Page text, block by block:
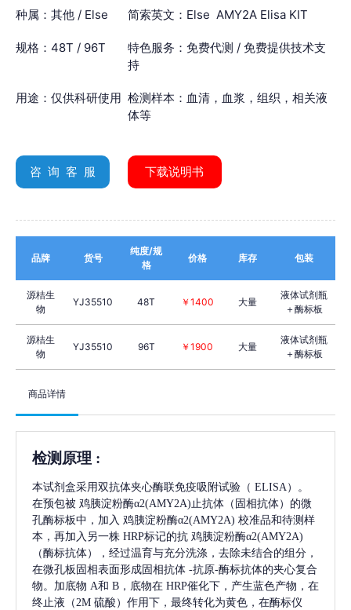
种属：其他 / Else 简索英文：Else AMY2A Elisa KIT
规格：48T / 96T
特色服务：免费代测 / 免费提供技术支
持
用途：仅供科研使用 检测样本：血清，血浆，组织，相关液
体等
咨 询 客 服 下载说明书
品牌 货号
纯度/规
格
价格 库存 包装
源桔生
物
YJ35510 48T ￥1400 大量
液体试剂瓶
＋酶标板
源桔生
物
YJ35510 96T ￥1900 大量
液体试剂瓶
＋酶标板
商品详情
检测原理 :
本试剂盒采用双抗体夹心酶联免疫吸附试验（ ELISA）。
在预包被 鸡胰淀粉酶α2(AMY2A)止抗体（固相抗体）的微
孔酶标板中，加入 鸡胰淀粉酶α2(AMY2A) 校准品和待测样
本，再加入另一株 HRP标记的抗 鸡胰淀粉酶α2(AMY2A)
（酶标抗体），经过温育与充分洗涤，去除未结合的组分，
在微孔板固相表面形成固相抗体 -抗原-酶标抗体的夹心复合
物。加底物 A和 B，底物在 HRP催化下，产生蓝色产物，在
终止液（2M 硫酸）作用下，最终转化为黄色，在酶标仪